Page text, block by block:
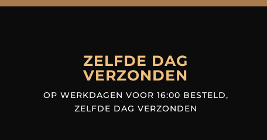
ZELFDE DAG
VERZONDEN
OP WERKDAGEN VOOR 16:00 BESTELD,
ZELFDE DAG VERZONDEN